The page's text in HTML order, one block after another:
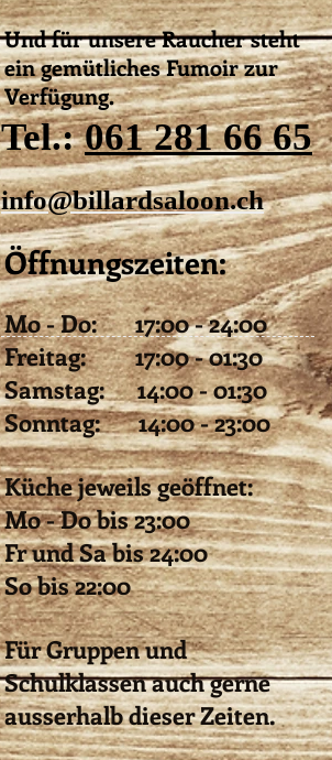
Und für unsere Raucher steht
ein gemütliches Fumoir zur
Verfügung.
Tel.:061 281 66 65
info@billardsaloon.ch
Öffnungszeiten:
Mo - Do: 17:00 - 24:00
Freitag: 17:00 - 01:30
Samstag: 14:00 - 01:30
Sonntag: 14:00 - 23:00
Küche jeweils geöffnet:
Mo - Do bis 23:00
Fr und Sa bis 24:00
So bis 22:00
Für Gruppen und
Schulklassen auch gerne
ausserhalb dieser Zeiten.